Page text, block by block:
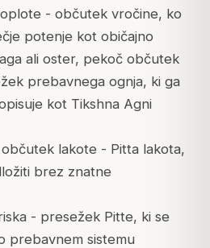
- občutek vročine, ko
potenje kot običajno
ali oster, pekoč občutek
prebavnega ognja, ki ga
kot Tikshna Agni
lakote - Pitta lakota,
brez znatne
- presežek Pitte, ki se
prebavnem sistemu